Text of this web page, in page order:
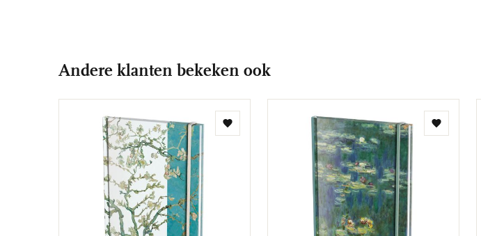
Andere klanten bekeken ook
Toevoegen
Toevoegen